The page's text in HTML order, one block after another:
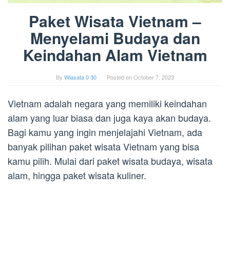
Paket Wisata Vietnam –
Menyelami Budaya dan
Keindahan Alam Vietnam
By Wiasata 0 30 Posted onOctober 7, 2023
Vietnam adalah negara yang memiliki keindahan
alam yang luar biasa dan juga kaya akan budaya.
Bagi kamu yang ingin menjelajahi Vietnam, ada
banyak pilihan paket wisata Vietnam yang bisa
kamu pilih. Mulai dari paket wisata budaya, wisata
alam, hingga paket wisata kuliner.